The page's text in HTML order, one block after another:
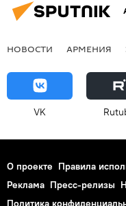
НОВОСТИ АРМЕНИЯ
VK
О проекте Правила
Реклама Пресс-релизы
Политика